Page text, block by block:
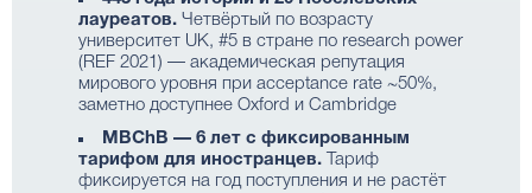
лауреатов. Четвёртый по возрасту
университет UK, #5 в стране по research power
(REF 2021) — академическая репутация
мирового уровня при acceptance rate ~50%,
заметно доступнее Oxford и Cambridge
MBChB — 6 лет с фиксированным
тарифом для иностранцев. Тариф
фиксируется на год поступления и не растёт